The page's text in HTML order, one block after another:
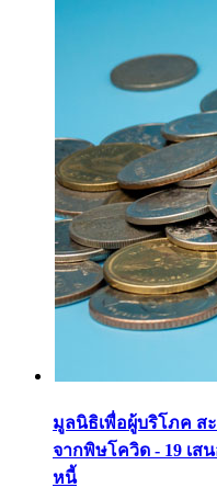
มูลนิธิเพื่อผู้บริโภค ส
จากพิษโควิด - 19 เส
หนี้